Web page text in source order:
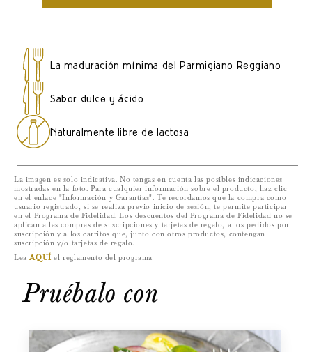
meses
meses
La maduración mínima del Parmigiano Reggiano
Sabor dulce y ácido
Naturalmente libre de lactosa
La imagen es solo indicativa. No tengas en cuenta las posibles indicaciones
mostradas en la foto. Para cualquier información sobre el producto, haz clic
en el enlace "Información y Garantías". Te recordamos que la compra como
usuario registrado, si se realiza previo inicio de sesión, te permite participar
en el Programa de Fidelidad. Los descuentos del Programa de Fidelidad no se
aplican a las compras de suscripciones y tarjetas de regalo, a los pedidos por
suscripción y a los carritos que, junto con otros productos, contengan
suscripción y/o tarjetas de regalo.
LeaAQUÍ el reglamento del programa
Pruébalo con